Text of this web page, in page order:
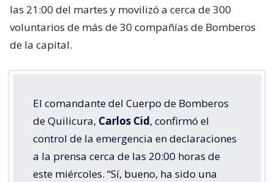
las 21:00 del martes y movilizó a cerca de 300
voluntarios de más de 30 compañías de Bomberos
de la capital.
El comandante del Cuerpo de Bomberos
de Quilicura, Carlos Cid, confirmó el
control de la emergencia en declaraciones
a la prensa cerca de las 20:00 horas de
este miércoles. “Sí, bueno, ha sido una